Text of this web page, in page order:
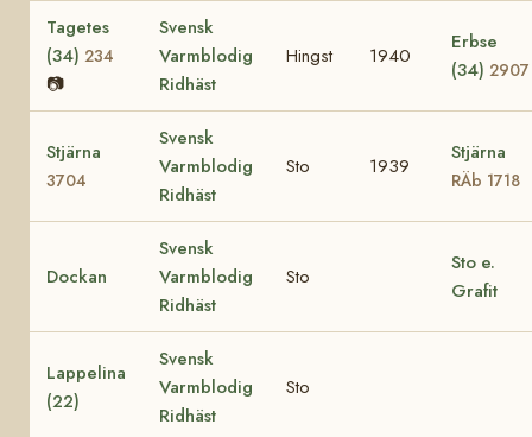
Tagetes
(34) 234
📷
Svensk
Varmblodig
Ridhäst
Hingst 1940
Erbse
(34) 2907
Stjärna
3704
Svensk
Varmblodig
Ridhäst
Sto 1939
Stjärna
RÄb 1718
Dockan
Svensk
Varmblodig
Ridhäst
Sto
Sto e.
Grafit
Lappelina
(22)
Svensk
Varmblodig
Ridhäst
Sto